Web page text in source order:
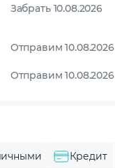
Забрать 10.08.2026
Отправим 10.08.2026
Отправим 10.08.2026
Кредит